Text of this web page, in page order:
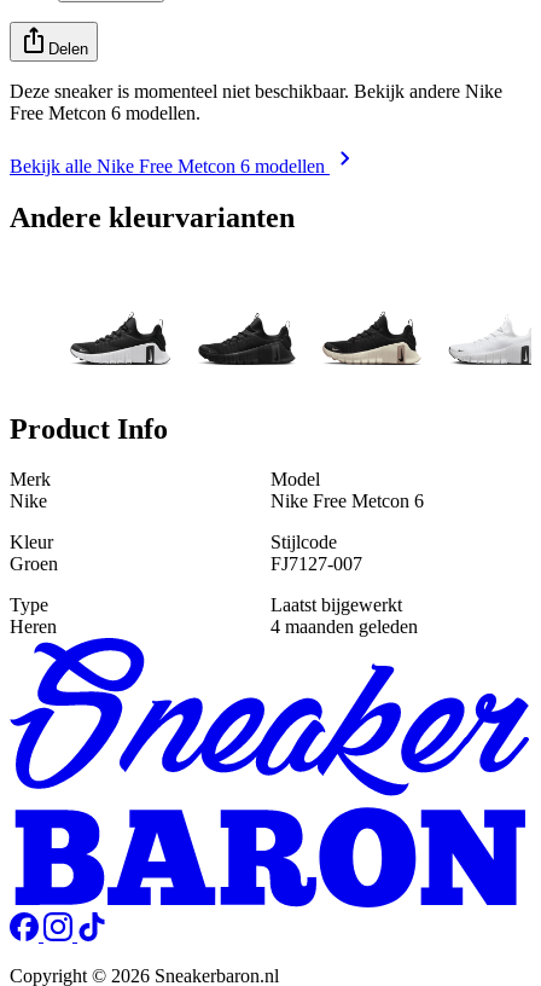
Delen
Deze sneaker is momenteel niet beschikbaar. Bekijk andere Nike
Free Metcon 6 modellen.
Bekijk alle Nike Free Metcon 6 modellen
Andere kleurvarianten
Product Info
Merk
Nike
Model
Nike Free Metcon 6
Kleur
Groen
Stijlcode
FJ7127-007
Type
Heren
Laatst bijgewerkt
4 maanden geleden
Copyright © 2026 Sneakerbaron.nl